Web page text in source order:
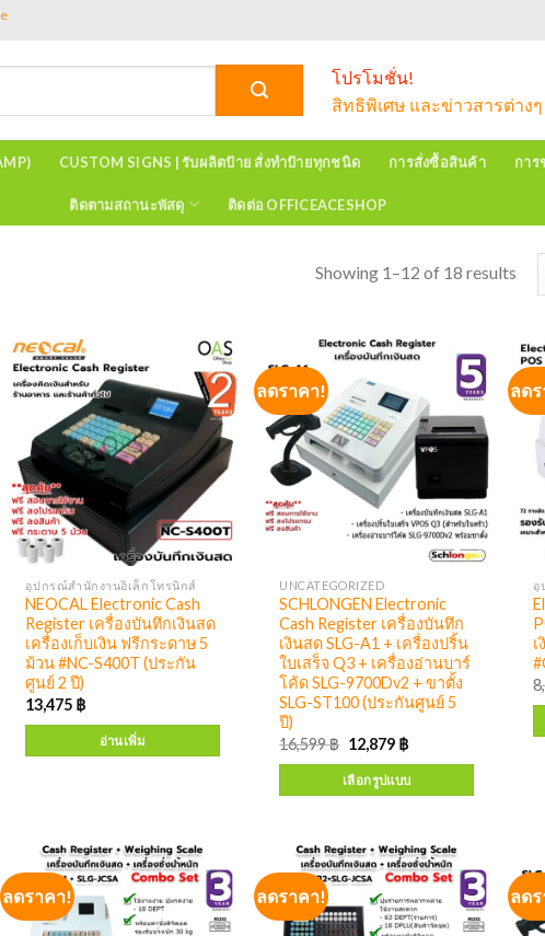
โปรโมชั่น!
สิทธิพิเศษ และข่าวสารต่างๆ
CUSTOM SIGNS | รับผลิตป้าย สั่งทำป้ายทุกชนิด การสั่งซื้อสินค้า การ
ติดตามสถานะพัสดุ ติดต่อ OFFICEACESHOP
Showing 1–12 of 18 results
ลดร
อุ
อุปกรณ์สำนักงานอิเล็กโทรนิกส์
NEOCAL Electronic Cash
Register เครื่องบันทึกเงินสด
เครื่องเก็บเงิน ฟรีกระดาษ 5
ม้วน #NC-S400T (ประกัน
ศูนย์ 2 ปี)
13,475 ฿
อ่านเพิ่ม
ลดราคา! ลดราคา!
ลดราคา!
UNCATEGORIZED
SCHLONGEN Electronic
Cash Register เครื่องบันทึก
เงินสด SLG-A1 + เครื่องปริ้น
ใบเสร็จ Q3 + เครื่องอ่านบาร์
โค้ด SLG-9700Dv2 + ขาตั้ง
SLG-ST100 (ประกันศูนย์ 5
ปี)
16,599฿ 12,879 ฿
เลือกรูปแบบ
ลดร